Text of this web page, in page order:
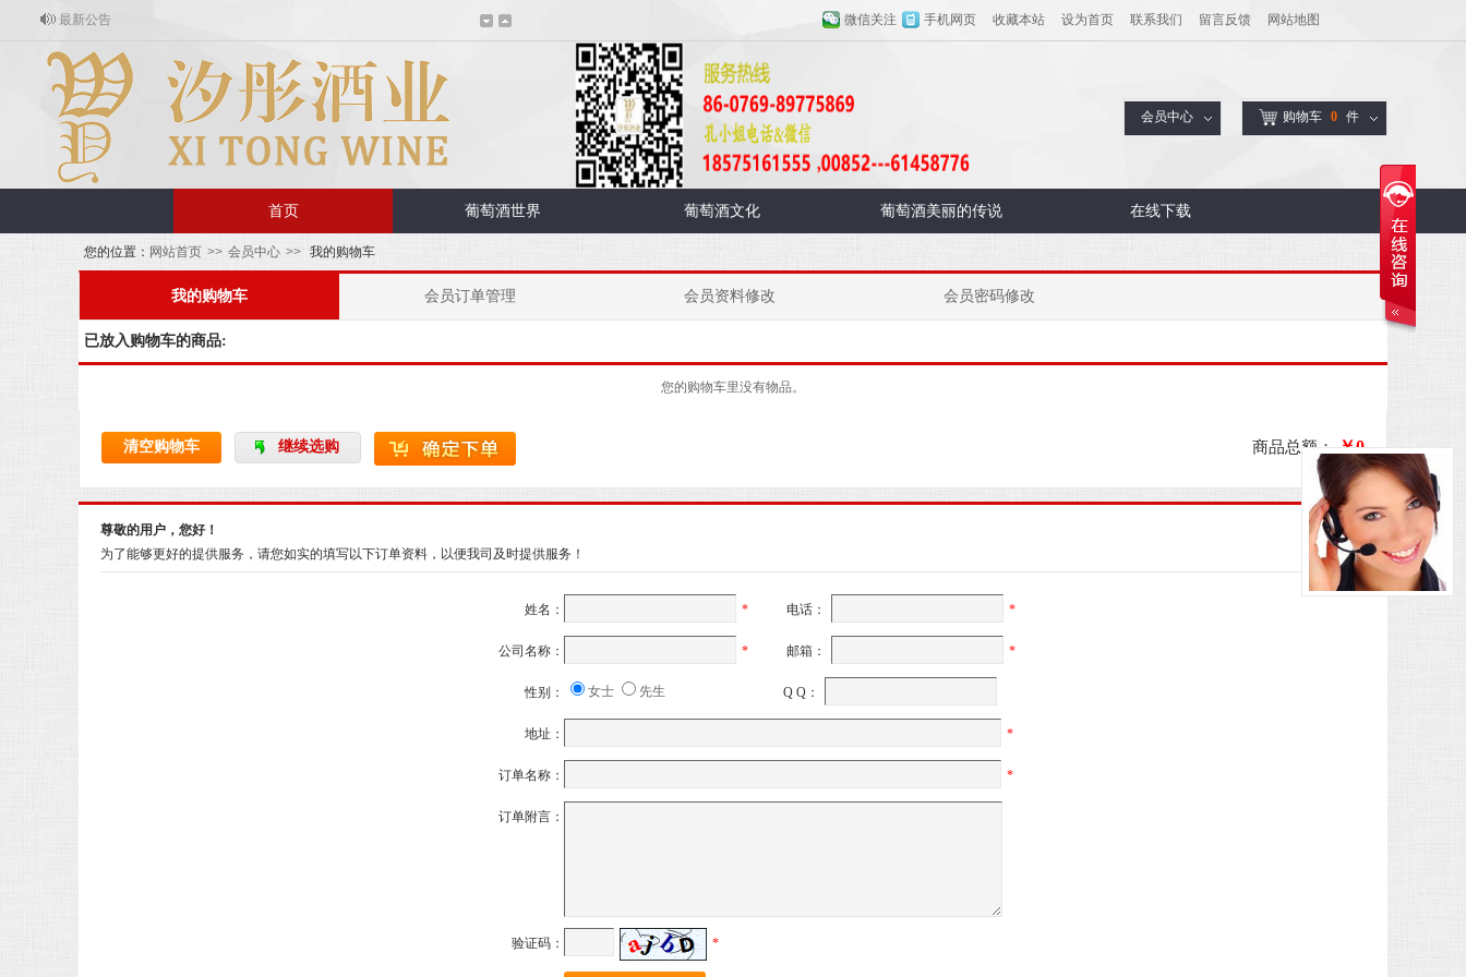
最新公告 网站地图
留言反馈
联系我们
设为首页
收藏本站
微信关注 手机网页
购物车 0 件
会员中心
首页 葡萄酒世界 葡萄酒文化 葡萄酒美丽的传说 在线下载
您的位置： 网站首页 >> 会员中心 >> 我的购物车
我的购物车 会员订单管理 会员资料修改 会员密码修改
已放入购物车的商品:
您的购物车里没有物品。
清空购物车 继续选购 商品总额： ￥0
尊敬的用户，您好！
为了能够更好的提供服务，请您如实的填写以下订单资料，以便我司及时提供服务！
姓名： * 电话： *
公司名称： * 邮箱： *
性别： 女士 先生 Q Q：
地址： *
订单名称： *
订单附言：
验证码： *